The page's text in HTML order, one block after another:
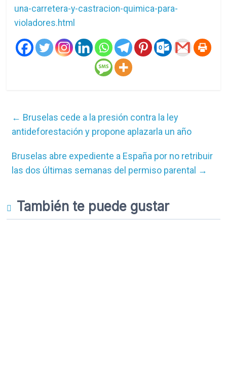
una-carretera-y-castracion-quimica-para-
violadores.html
← Bruselas cede a la presión contra la ley
antideforestación y propone aplazarla un año
Bruselas abre expediente a España por no retribuir
las dos últimas semanas del permiso parental →
También te puede gustar